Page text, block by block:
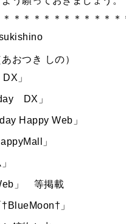
＊＊＊＊＊＊＊＊＊＊＊＊
おつき しの）
」
DX」
Happy Web」
」
」 等掲載
」